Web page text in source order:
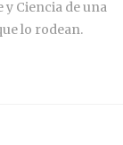
y Ciencia de una
lo rodean.